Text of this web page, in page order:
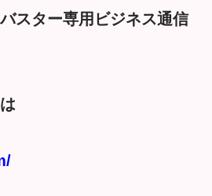
スター専用ビジネス通信